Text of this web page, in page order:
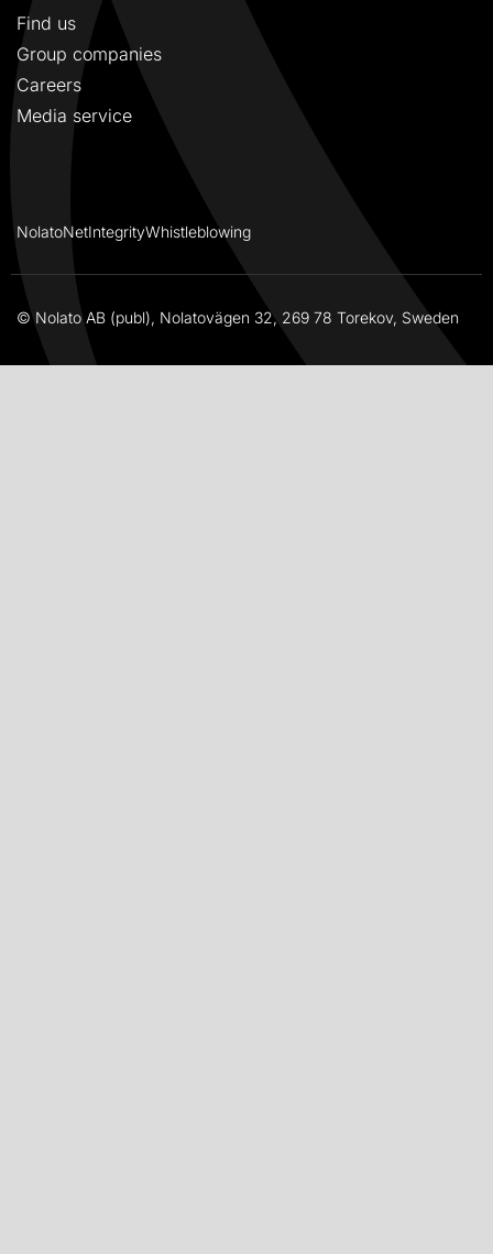
Find us
Group companies
Careers
Media service
NolatoNetIntegrityWhistleblowing
© Nolato AB (publ), Nolatovägen 32, 269 78 Torekov, Sweden